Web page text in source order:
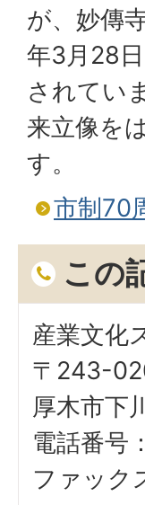
が、妙傳
年3月28
されてい
来立像を
す。
市制70
この
産業文化
〒243-
厚木市下
電話番号：
ファック